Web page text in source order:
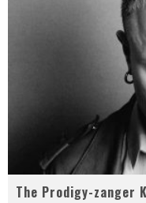
The Prodigy-zanger